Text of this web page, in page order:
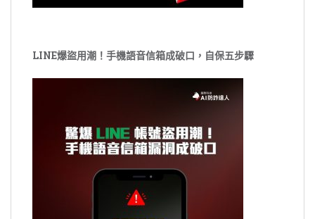
LINE爆盜用潮！手機語音信箱成破口，自保五步驟